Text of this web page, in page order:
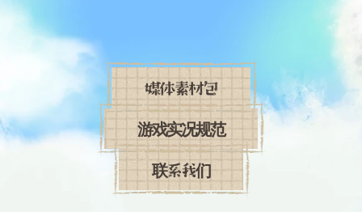
媒体素材包
游戏实况规范
联系我们